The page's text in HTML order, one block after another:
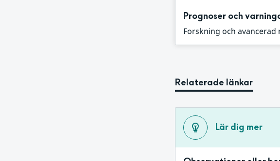
Prognoser och
Forskning och
Relaterade länkar
Lär dig mer